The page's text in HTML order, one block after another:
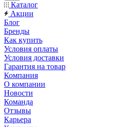
Каталог
Акции
Блог
Бренды
Как купить
Условия оплаты
Условия доставки
Гарантия на товар
Компания
О компании
Новости
Команда
Отзывы
Карьера